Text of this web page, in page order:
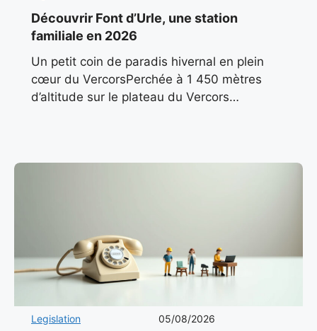
Découvrir Font d’Urle, une station
familiale en 2026
Un petit coin de paradis hivernal en plein
cœur du VercorsPerchée à 1 450 mètres
d’altitude sur le plateau du Vercors
Legislation 05/08/2026